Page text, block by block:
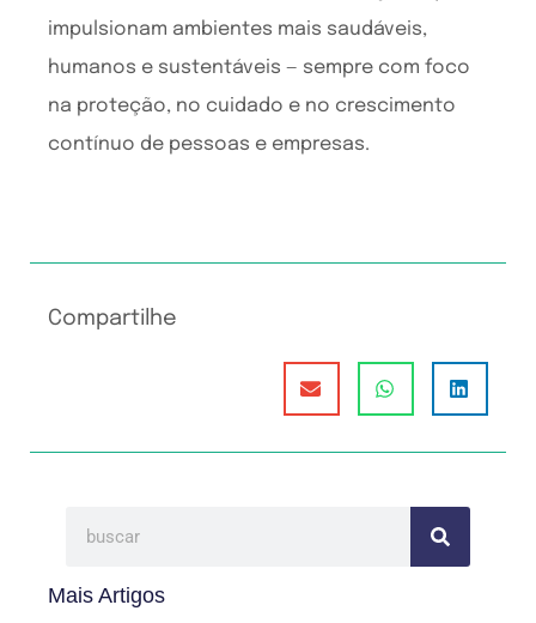
impulsionam ambientes mais saudáveis,
humanos e sustentáveis — sempre com foco
na proteção, no cuidado e no crescimento
contínuo de pessoas e empresas.
Compartilhe
Mais Artigos